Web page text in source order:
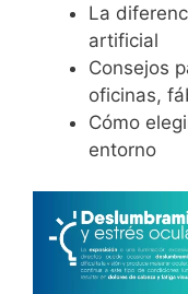
La
artificial
Consejos
oficinas,
Cómo
entorno